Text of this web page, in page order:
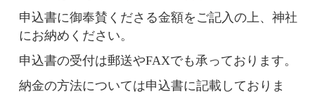
申込書に御奉賛くださる金額をご記入の上、神社
にお納めください。
申込書の受付は郵送やFAXでも承っております。
納金の方法については申込書に記載しておりま